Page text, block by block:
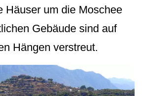
Häuser um die Moschee
Gebäude sind auf
Hängen verstreut.